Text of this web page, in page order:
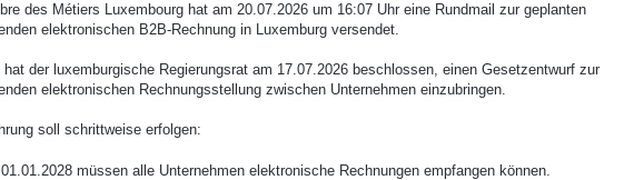
des Métiers Luxembourg hat am 20.07.2026 um 16:07 Uhr eine Rundmail zur geplanten
elektronischen B2B-Rechnung in Luxemburg versendet.
hat der luxemburgische Regierungsrat am 17.07.2026 beschlossen, einen Gesetzentwurf zur
elektronischen Rechnungsstellung zwischen Unternehmen einzubringen.
soll schrittweise erfolgen:
müssen alle Unternehmen elektronische Rechnungen empfangen können.